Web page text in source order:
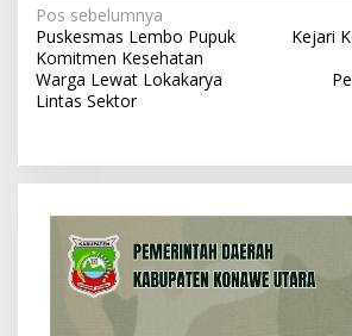
N
a
v
a
s
Pos sebelumnya
Puskesmas Lembo Pupuk
Komitmen Kesehatan
Warga Lewat Lokakarya
Lintas Sektor
Kejari